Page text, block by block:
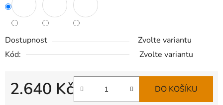
Dostupnost
Zvolte variantu
Kód:
Zvolte variantu
2.640 Kč DO KOŠÍKU